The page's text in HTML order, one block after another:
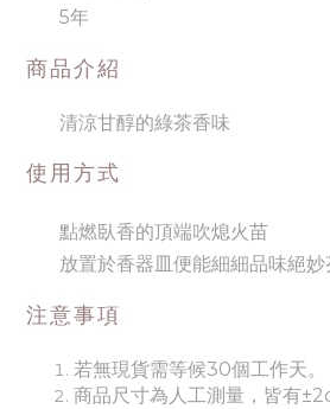
5年
商品介紹
清涼甘醇的綠茶香味
使用方式
點燃臥香的頂端吹熄火苗
放置於香器皿便能細細品味絕
注意事項
若無現貨需等候30個工作天。
商品尺寸為人工測量，皆有